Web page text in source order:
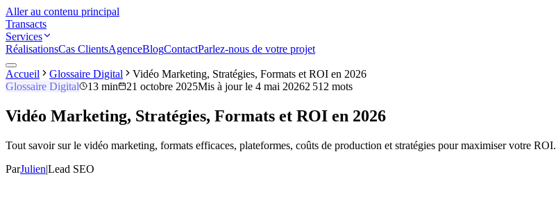
Aller au contenu principal
Transacts
Services
RéalisationsCas ClientsAgenceBlogContactParlez-nous de votre projet
Accueil Glossaire Digital
Vidéo Marketing, Stratégies, Formats et ROI en 2026
Glossaire Digital
13 min 21 octobre 2025Mis à jour le 4 mai 20262 512 mots
Vidéo Marketing, Stratégies, Formats et ROI en 2026
Tout savoir sur le vidéo marketing, formats efficaces, plateformes, coûts de production et stratégies pour maximiser votre ROI.
ParJulien|Lead SEO